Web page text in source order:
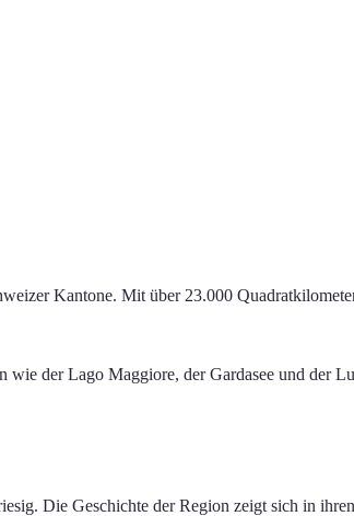
Kantone. Mit über 23.000
der Lago Maggiore, der Gardasee und der
Die Geschichte der Region zeigt sich in